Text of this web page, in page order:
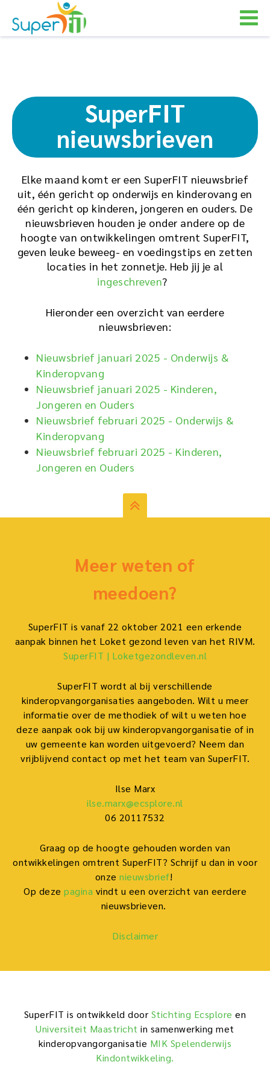
SuperFIT
nieuwsbrieven
Elke maand komt er een SuperFIT nieuwsbrief
uit, één gericht op onderwijs en kinderovang en
één gericht op kinderen, jongeren en ouders. De
nieuwsbrieven houden je onder andere op de
hoogte van ontwikkelingen omtrent SuperFIT,
geven leuke beweeg- en voedingstips en zetten
locaties in het zonnetje. Heb jij je al
ingeschreven?
Hieronder een overzicht van eerdere
nieuwsbrieven:
Nieuwsbrief januari 2025 - Onderwijs &
Kinderopvang
Nieuwsbrief januari 2025 - Kinderen,
Jongeren en Ouders
Nieuwsbrief februari 2025 - Onderwijs &
Kinderopvang
Nieuwsbrief februari 2025 - Kinderen,
Jongeren en Ouders
Meer weten of
meedoen?
SuperFIT is vanaf 22 oktober 2021 een erkende
aanpak binnen het Loket gezond leven van het RIVM.
SuperFIT | Loketgezondleven.nl
SuperFIT wordt al bij verschillende
kinderopvangorganisaties aangeboden. Wilt u meer
informatie over de methodiek of wilt u weten hoe
deze aanpak ook bij uw kinderopvangorganisatie of in
uw gemeente kan worden uitgevoerd? Neem dan
vrijblijvend contact op met het team van SuperFIT.
Ilse Marx
ilse.marx@ecsplore.nl
06 20117532
Graag op de hoogte gehouden worden van
ontwikkelingen omtrent SuperFIT? Schrijf u dan in voor
onze nieuwsbrief!
Op deze pagina vindt u een overzicht van eerdere
nieuwsbrieven.
Disclaimer
SuperFIT is ontwikkeld door Stichting Ecsplore en
Universiteit Maastricht in samenwerking met
kinderopvangorganisatie MIK Spelenderwijs
Kindontwikkeling.